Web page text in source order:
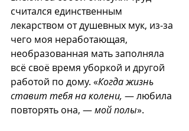
считался единственным
лекарством от душевных мук, из-за
чего моя неработающая,
необразованная мать заполняла
всё своё время уборкой и другой
работой по дому. «Когда жизнь
ставит тебя на колени, — любила
повторять она, — мой полы».